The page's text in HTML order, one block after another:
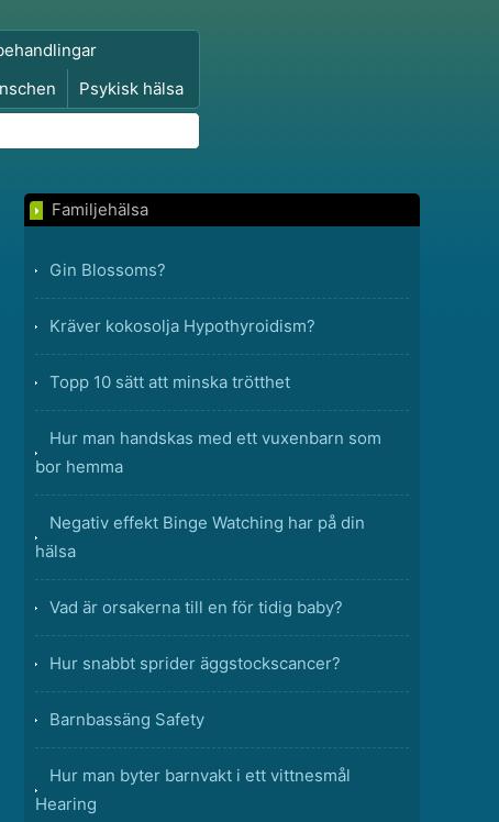
Psykisk hälsa
Familjehälsa
Gin Blossoms?
Kräver kokosolja Hypothyroidism?
Topp 10 sätt att minska trötthet
Hur man handskas med ett vuxenbarn som
bor hemma
Negativ effekt Binge Watching har på din
hälsa
Vad är orsakerna till en för tidig baby?
Hur snabbt sprider äggstockscancer?
Barnbassäng Safety
Hur man byter barnvakt i ett vittnesmål
Hearing